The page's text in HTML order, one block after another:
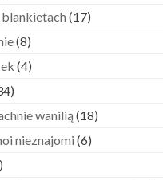
(17)
(8)
(4)
wanilią (18)
nieznajomi (6)